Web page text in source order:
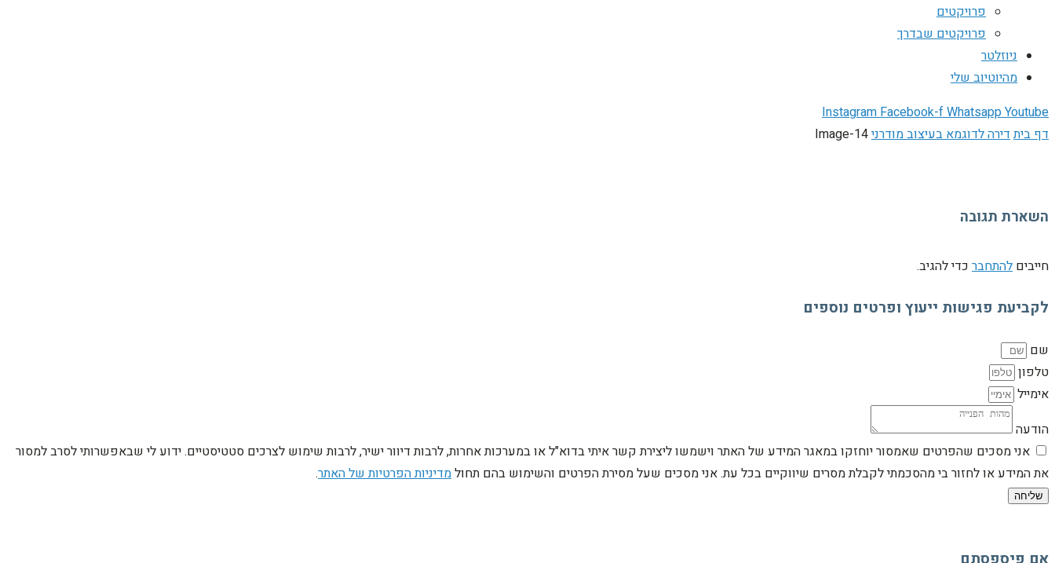
פרויקטים
פרויקטים שבדרך
ניוזלטר
מהיוטיוב שלי
InstagramFacebook-fWhatsappYoutube
דף ביתדירה לדוגמא בעיצוב מודרניImage-14
השארת תגובה
חייבים להתחבר כדי להגיב.
לקביעת פגישות ייעוץ ופרטים נוספים
שם
טלפון
אימייל
הודעה
אני מסכים שהפרטים שאמסור יוחזקו במאגר המידע של האתר וישמשו ליצירת קשר איתי בדוא"ל או במערכות אחרות, לרבות דיוור ישיר, לרבות שימוש לצרכים סטטיסטיים. ידוע לי שבאפשרותי לסרב למסור
את המידע או לחזור בי מהסכמתי לקבלת מסרים שיווקיים בכל עת. אני מסכים שעל מסירת הפרטים והשימוש בהם תחולמדיניות הפרטיות של האתר.
שליחה